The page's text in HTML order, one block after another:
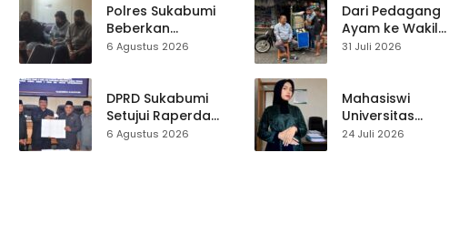
2027
Polres Sukabumi
Beberkan
Kronologi
dalam Kasus Sabu
6 Agustus 2026
DPRD Sukabumi
Setujui Raperda
Disabilitas,
6 Agustus 2026
Live Streaming
Dari Pedagang
Ayam ke Wakil
Ketua DPRD, H.
Pasar Cisaat
31 Juli 2026
Mahasiswi
Universitas
Muhammadiyah
24 Juli 2026